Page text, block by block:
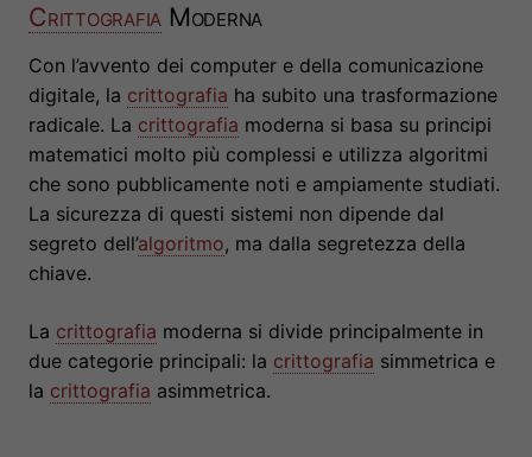
Crittografia Moderna
Con l’avvento dei computer e della comunicazione
digitale, la crittografia ha subito una trasformazione
radicale. La crittografia moderna si basa su principi
matematici molto più complessi e utilizza algoritmi
che sono pubblicamente noti e ampiamente studiati.
La sicurezza di questi sistemi non dipende dal
segreto dell’algoritmo, ma dalla segretezza della
chiave.
La crittografia moderna si divide principalmente in
due categorie principali: la crittografia simmetrica e
la crittografia asimmetrica.